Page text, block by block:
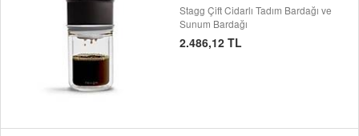
Stagg Çift Cidarlı Tadım Bardağı ve
Sunum Bardağı
2.486,12 TL